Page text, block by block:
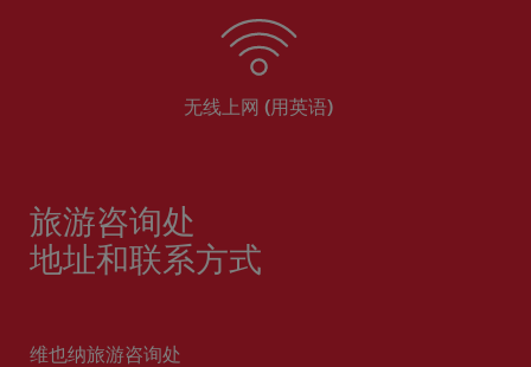
无线上网 (用英语)
旅游咨询处
地址和联系方式
维也纳旅游咨询处